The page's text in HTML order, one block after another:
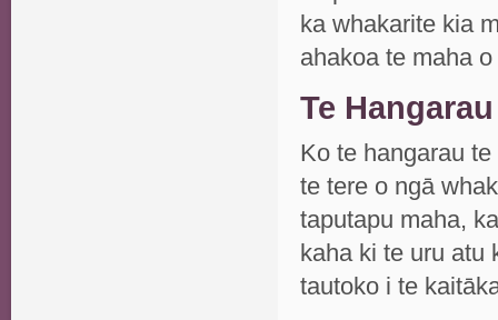
ka whakarite kia
ahakoa te maha
Te
Ko te hangarau
te tere o ngā
taputapu maha,
kaha ki te uru atu
tautoko i te